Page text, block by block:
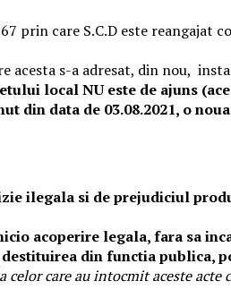
prin care S.C.D este
acesta s-a adresat, din nou,
local NU este de ajuns
din data de 03.08.2021, o
ilegala si de prejudiciul
acoperire legala, fara sa
din functia publica,
celor care au intocmit aceste